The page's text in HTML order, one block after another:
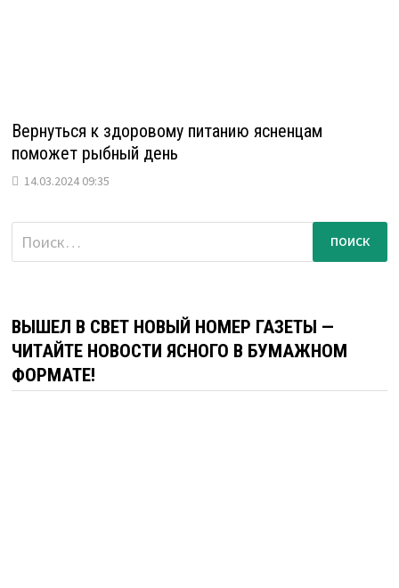
Вернуться к здоровому питанию ясненцам
поможет рыбный день
14.03.2024 09:35
Найти:
ВЫШЕЛ В СВЕТ НОВЫЙ НОМЕР ГАЗЕТЫ —
ЧИТАЙТЕ НОВОСТИ ЯСНОГО В БУМАЖНОМ
ФОРМАТЕ!